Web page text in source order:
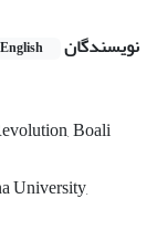
نویسندگان English
Boali
University,